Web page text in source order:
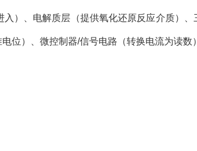
）、电解质层（提供氧化还原反应介质）、
位）、微控制器/信号电路（转换电流为读数